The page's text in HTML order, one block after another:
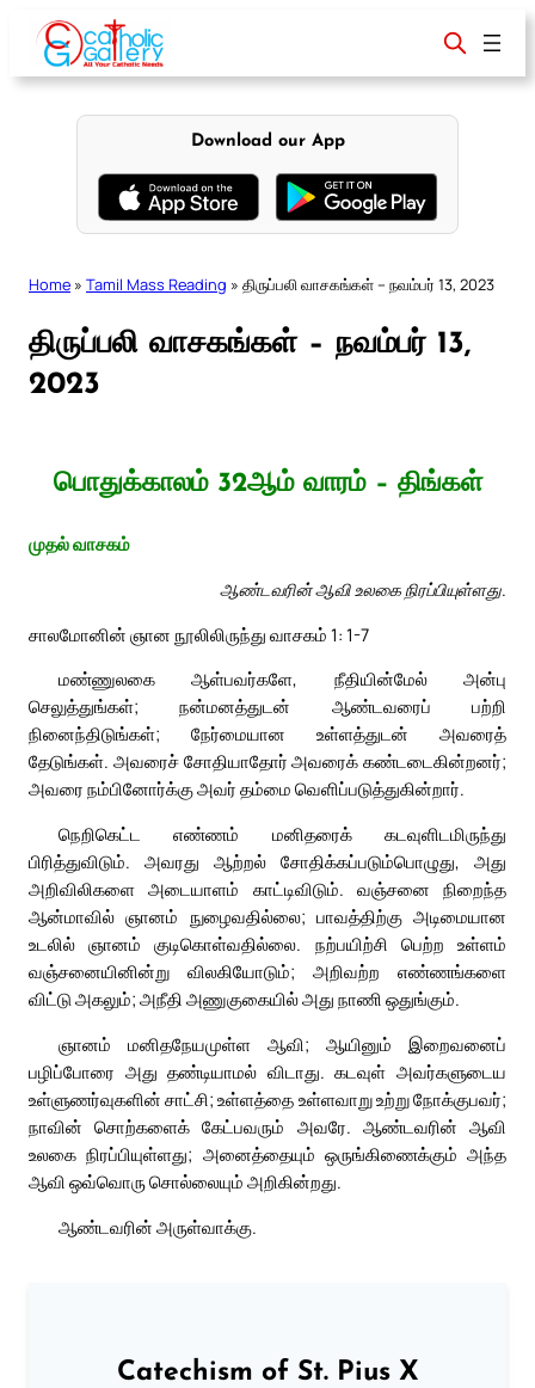
content
Download our App
Home » Tamil Mass Reading » திருப்பலி வாசகங்கள் – நவம்பர் 13, 2023
திருப்பலி வாசகங்கள் – நவம்பர் 13,
2023
பொதுக்காலம் 32ஆம் வாரம் – திங்கள்
முதல் வாசகம்
ஆண்டவரின் ஆவி உலகை நிரப்பியுள்ளது.
சாலமோனின் ஞான நூலிலிருந்து வாசகம் 1: 1-7
மண்ணுலகை ஆள்பவர்களே, நீதியின்மேல் அன்பு
செலுத்துங்கள்; நன்மனத்துடன் ஆண்டவரைப் பற்றி
நினைந்திடுங்கள்; நேர்மையான உள்ளத்துடன் அவரைத்
தேடுங்கள். அவரைச் சோதியாதோர் அவரைக் கண்டடைகின்றனர்;
அவரை நம்பினோர்க்கு அவர் தம்மை வெளிப்படுத்துகின்றார்.
நெறிகெட்ட எண்ணம் மனிதரைக் கடவுளிடமிருந்து
பிரித்துவிடும். அவரது ஆற்றல் சோதிக்கப்படும்பொழுது, அது
அறிவிலிகளை அடையாளம் காட்டிவிடும். வஞ்சனை நிறைந்த
ஆன்மாவில் ஞானம் நுழைவதில்லை; பாவத்திற்கு அடிமையான
உடலில் ஞானம் குடிகொள்வதில்லை. நற்பயிற்சி பெற்ற உள்ளம்
வஞ்சனையினின்று விலகியோடும்; அறிவற்ற எண்ணங்களை
விட்டு அகலும்; அநீதி அணுகுகையில் அது நாணி ஒதுங்கும்.
ஞானம் மனிதநேயமுள்ள ஆவி; ஆயினும் இறைவனைப்
பழிப்போரை அது தண்டியாமல் விடாது. கடவுள் அவர்களுடைய
உள்ளுணர்வுகளின் சாட்சி; உள்ளத்தை உள்ளவாறு உற்று நோக்குபவர்;
நாவின் சொற்களைக் கேட்பவரும் அவரே. ஆண்டவரின் ஆவி
உலகை நிரப்பியுள்ளது; அனைத்தையும் ஒருங்கிணைக்கும் அந்த
ஆவி ஒவ்வொரு சொல்லையும் அறிகின்றது.
ஆண்டவரின் அருள்வாக்கு.
Catechism of St. Pius X